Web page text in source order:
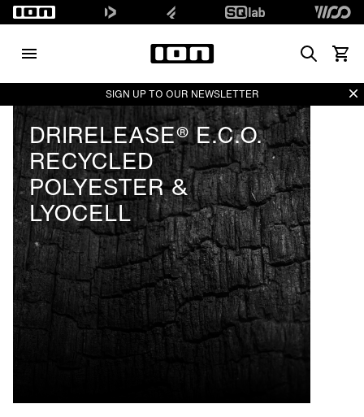
Search
Voir
SIGN UP TO OUR NEWSLETTER
DRIRELEASE® E.C.O.
RECYCLED
POLYESTER &
LYOCELL